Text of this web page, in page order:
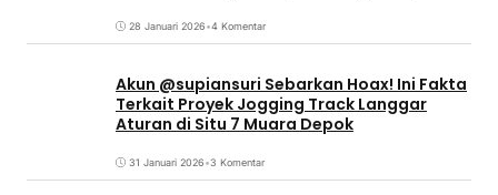
28 Januari 2026•4 Komentar
Akun @supiansuri Sebarkan Hoax! Ini Fakta
Terkait Proyek Jogging Track Langgar
Aturan di Situ 7 Muara Depok
31 Januari 2026•3 Komentar